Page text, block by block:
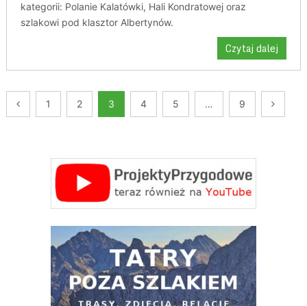
kategorii: Polanie Kalatówki, Hali Kondratowej oraz
szlakowi pod klasztor Albertynów.
Czytaj dalej
Nawigacja
wpisach
1 2 3 4 5 … 9